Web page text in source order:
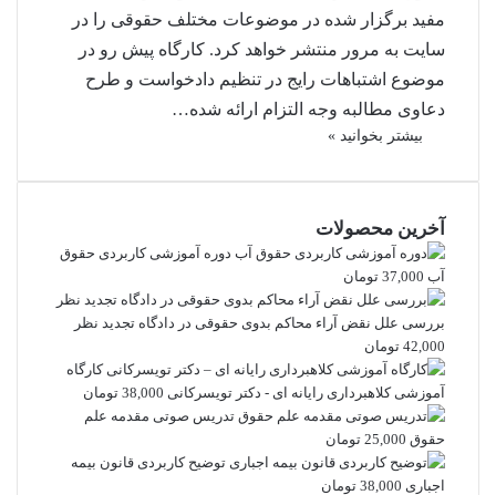
مفید برگزار شده در موضوعات مختلف حقوقی را در
سایت به مرور منتشر خواهد کرد. کارگاه پیش رو در
موضوع اشتباهات رایج در تنظیم دادخواست و طرح
دعاوی مطالبه وجه التزام ارائه شده…
بیشتر بخوانید »
آخرین محصولات
دوره آموزشی کاربردی حقوق
آب 37,000 تومان
بررسی علل نقض آراء محاکم بدوی حقوقی در دادگاه تجدید نظر
42,000 تومان
کارگاه
آموزشی کلاهبرداری رایانه ای - دکتر تویسرکانی 38,000 تومان
تدریس صوتی مقدمه علم
حقوق 25,000 تومان
توضیح کاربردی قانون بیمه
اجباری 38,000 تومان